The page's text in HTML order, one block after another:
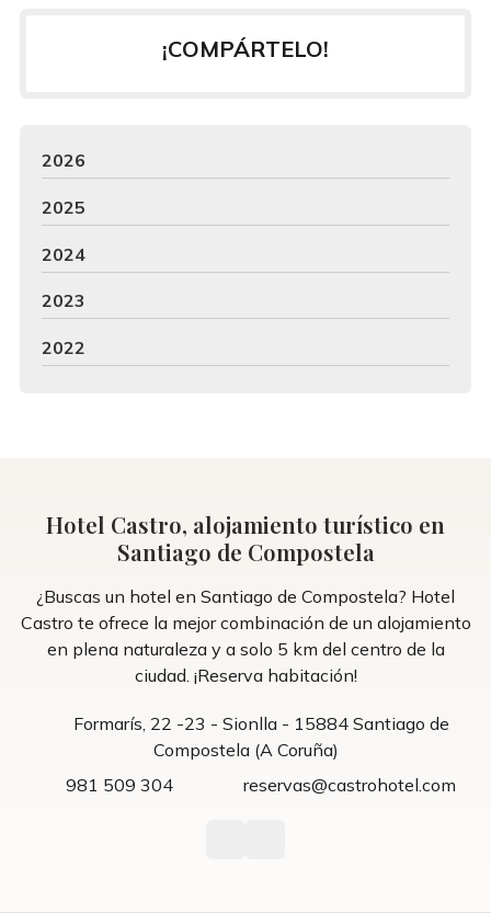
¡COMPÁRTELO!
2026
2025
2024
2023
2022
Hotel Castro, alojamiento turístico en
Santiago de Compostela
¿Buscas un hotel en Santiago de Compostela? Hotel
Castro te ofrece la mejor combinación de un alojamiento
en plena naturaleza y a solo 5 km del centro de la
ciudad. ¡Reserva habitación!
Formarís, 22 -23 - Sionlla - 15884 Santiago de
Compostela (A Coruña)
981 509 304
reservas@castrohotel.com